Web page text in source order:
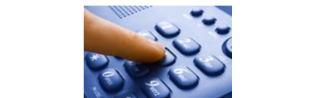
Pädiatrische Genetik
Pädiatrische Psychologie und Psychosomatik
Palliative Care
Pneumologie und Schlafmedizin
Rheumatologie
Sonografie
Sozialpädiatrisches Zentrum (SPZ)